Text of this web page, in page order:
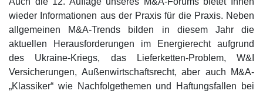
wieder Informationen aus der Praxis für die Praxis. Neben
allgemeinen M&A-Trends bilden in diesem Jahr die
aktuellen Herausforderungen im Energierecht aufgrund
des Ukraine-Kriegs, das Lieferketten-Problem, W&I
Versicherungen, Außenwirtschaftsrecht, aber auch M&A-
„Klassiker“ wie Nachfolgethemen und Haftungsfallen bei